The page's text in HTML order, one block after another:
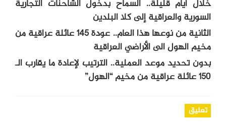
خلال أيام قليلة.. السماح بدخول الشاحنات التجارية
السورية والعراقية إلى كلا البلدين
الثانية من نوعها هذا العام.. عودة 145 عائلة عراقية من
مخيم الهول الى الأراضي العراقية
بدون تحديد موعد العملية.. الترتيب لإعادة ما يقارب الـ
150 عائلة عراقية من مخيم “الهول”
تعليق